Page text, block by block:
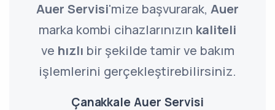
Auer Servisi'mize başvurarak, Auer
marka kombi cihazlarınızın kaliteli
ve hızlı bir şekilde tamir ve bakım
işlemlerini gerçekleştirebilirsiniz.
Çanakkale Auer Servisi